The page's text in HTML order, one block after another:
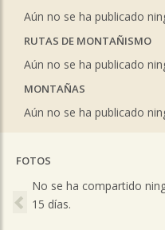
Aún no se ha publicado
RUTAS DE MONTAÑISMO
Aún no se ha publicado
MONTAÑAS
Aún no se ha publicado
FOTOS
No se ha compartido
15 días.
Previous